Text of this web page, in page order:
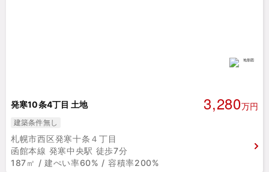
発寒10条4丁目 土地 3,280万円
建築条件無し
札幌市西区発寒十条４丁目
函館本線 発寒中央駅 徒歩7分
187㎡ / 建ぺい率60% / 容積率200%